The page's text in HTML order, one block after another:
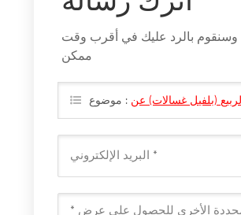
، وسنقوم بالرد عليك في أقرب وقت
ممكن
موضوع :